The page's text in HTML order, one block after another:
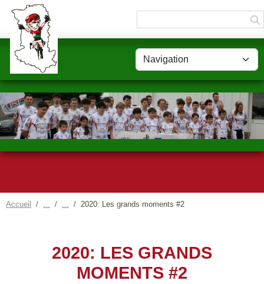
Accueil 2020: Les grands moments #2
2020: LES GRANDS
MOMENTS #2
Panneau de gestion des cookies